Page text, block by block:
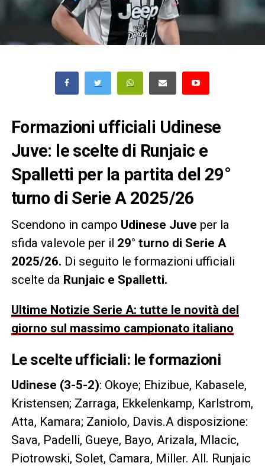
Formazioni ufficiali Udinese
Juve: le scelte di Runjaic e
Spalletti per la partita del 29°
turno di Serie A 2025/26
Scendono in campo Udinese Juve per la
sfida valevole per il 29° turno di Serie A
2025/26. Di seguito le formazioni ufficiali
scelte da Runjaic e Spalletti.
Ultime Notizie Serie A: tutte le novità del
giorno sul massimo campionato italiano
Le scelte ufficiali: le formazioni
Udinese (3-5-2): Okoye; Ehizibue, Kabasele,
Kristensen; Zarraga, Ekkelenkamp, Karlstrom,
Atta, Kamara; Zaniolo, Davis.A disposizione:
Sava, Padelli, Gueye, Bayo, Arizala, Mlacic,
Piotrowski, Solet, Camara, Miller. All. Runjaic